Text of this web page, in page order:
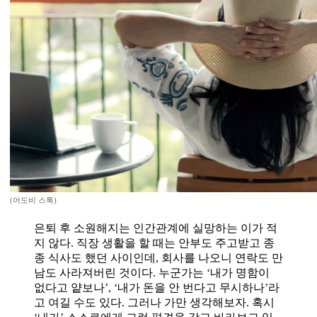
(어도비 스톡)
은퇴 후 소원해지는 인간관계에 실망하는 이가 적
지 않다. 직장 생활을 할 때는 안부도 주고받고 종
종 식사도 했던 사이인데, 회사를 나오니 연락도 만
남도 사라져버린 것이다. 누군가는 ‘내가 명함이
없다고 얕보나’, ‘내가 돈을 안 번다고 무시하나’라
고 여길 수도 있다. 그러나 가만 생각해보자. 혹시